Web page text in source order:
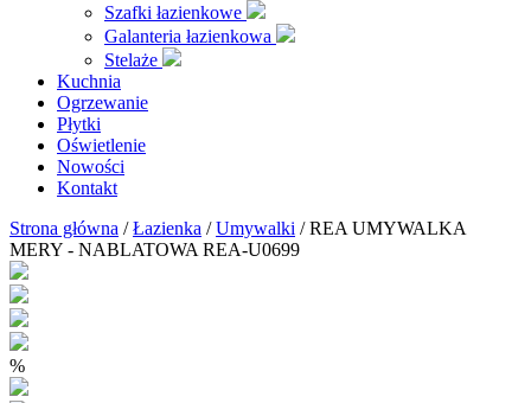
Szafki łazienkowe
Galanteria łazienkowa
Stelaże
Kuchnia
Ogrzewanie
Płytki
Oświetlenie
Nowości
Kontakt
Strona główna /Łazienka /Umywalki / REA UMYWALKA
MERY - NABLATOWA REA-U0699
%